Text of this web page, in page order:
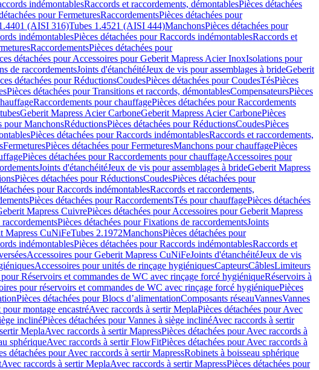
indémontablesRaccords et raccordements, démontablesPièces détachées
pour FermeturesRaccordementsPièces détachées pour
(AISI 316)Tubes 1.4521 (AISI 444)ManchonsPièces détachées pour
indémontablesPièces détachées pour Raccords indémontablesRaccords et
RaccordementsPièces détachées pour
détachées pour Accessoires pour Geberit Mapress Acier InoxIsolations pour
de raccordementsJoints d'étanchéitéJeux de vis pour assemblages à brideGeberit
détachées pour RéductionsCoudesPièces détachées pour CoudesTésPièces
Pièces détachées pour Transitions et raccords, démontablesCompensateursPièces
Raccordements pour chauffagePièces détachées pour Raccordements
Geberit Mapress Acier CarboneGeberit Mapress Acier CarbonePièces
pour ManchonsRéductionsPièces détachées pour RéductionsCoudesPièces
Pièces détachées pour Raccords indémontablesRaccords et raccordements,
FermeturesPièces détachées pour FermeturesManchons pour chauffagePièces
Pièces détachées pour Raccordements pour chauffageAccessoires pour
Joints d'étanchéitéJeux de vis pour assemblages à brideGeberit Mapress
Pièces détachées pour RéductionsCoudesPièces détachées pour
pour Raccords indémontablesRaccords et raccordements,
Pièces détachées pour RaccordementsTés pour chauffagePièces détachées
Mapress CuivrePièces détachées pour Accessoires pour Geberit Mapress
Pièces détachées pour Fixations de raccordementsJoints
Mapress CuNiFeTubes 2.1972ManchonsPièces détachées pour
indémontablesPièces détachées pour Raccords indémontablesRaccords et
Accessoires pour Geberit Mapress CuNiFeJoints d'étanchéitéJeux de vis
Accessoires pour unités de rinçage hygiéniquesCapteursCâblesLimiteurs
pour Réservoirs et commandes de WC avec rinçage forcé hygiéniqueRéservoirs à
pour réservoirs et commandes de WC avec rinçage forcé hygiéniquePièces
Pièces détachées pour Blocs d’alimentationComposants réseauVannesVannes
montage encastréAvec raccords à sertir MeplaPièces détachées pour Avec
inclinéPièces détachées pour Vannes à siège inclinéAvec raccords à sertir
MeplaAvec raccords à sertir MapressPièces détachées pour Avec raccords à
sphériqueAvec raccords à sertir FlowFitPièces détachées pour Avec raccords à
détachées pour Avec raccords à sertir MapressRobinets à boisseau sphérique
Avec raccords à sertir MeplaAvec raccords à sertir MapressPièces détachées pour